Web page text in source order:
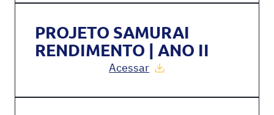
PROJETO SAMURAI
RENDIMENTO | ANO II
Acessar